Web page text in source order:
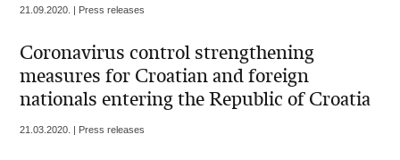
21.09.2020. | Press releases
Coronavirus control strengthening
measures for Croatian and foreign
nationals entering the Republic of Croatia
21.03.2020. | Press releases